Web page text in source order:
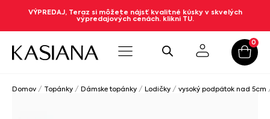
VÝPREDAJ, Teraz si môžete nájsť kvalitné kúsky v skvelých
výpredajových cenách. klikni TU.
0
Domov / Topánky / Dámske topánky / Lodičky / vysoký podpätok nad 5cm